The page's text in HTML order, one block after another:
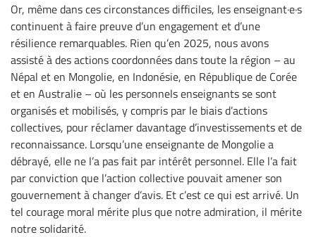
Or, même dans ces circonstances difficiles, les enseignant·e·s
continuent à faire preuve d’un engagement et d’une
résilience remarquables. Rien qu’en 2025, nous avons
assisté à des actions coordonnées dans toute la région – au
Népal et en Mongolie, en Indonésie, en République de Corée
et en Australie – où les personnels enseignants se sont
organisés et mobilisés, y compris par le biais d’actions
collectives, pour réclamer davantage d’investissements et de
reconnaissance. Lorsqu’une enseignante de Mongolie a
débrayé, elle ne l’a pas fait par intérêt personnel. Elle l’a fait
par conviction que l’action collective pouvait amener son
gouvernement à changer d’avis. Et c’est ce qui est arrivé. Un
tel courage moral mérite plus que notre admiration, il mérite
notre solidarité.